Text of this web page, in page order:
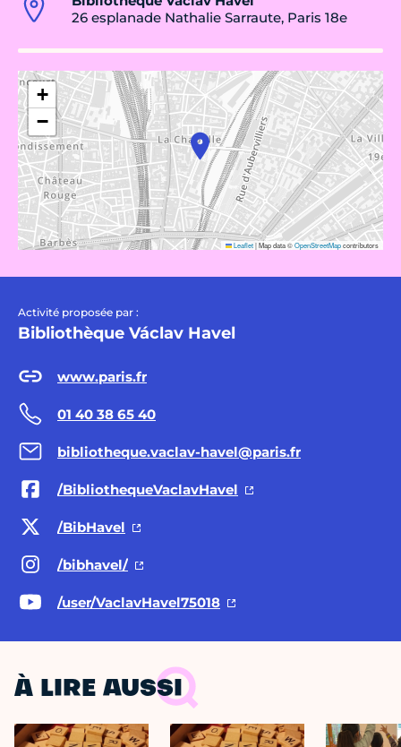
26 esplanade Nathalie Sarraute, Paris 18e
+
−
Leaflet|Map data ©OpenStreetMapcontributors
Activité proposée par :
Bibliothèque Václav Havel
www.paris.fr
01 40 38 65 40
bibliotheque.vaclav-havel@paris.fr
/BibliothequeVaclavHavel
/BibHavel
/bibhavel/
/user/VaclavHavel75018
À LIRE AUSSI